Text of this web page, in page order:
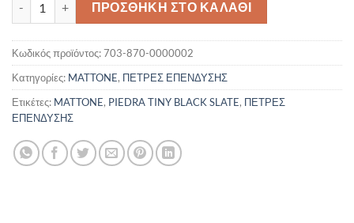
ΠΡΟΣΘΉΚΗ ΣΤΟ ΚΑΛΆΘΙ
Κωδικός προϊόντος:703-870-0000002
Κατηγορίες: MATTONE, ΠΕΤΡΕΣ ΕΠΕΝΔΥΣΗΣ
Ετικέτες: MATTONE, PIEDRA TINY BLACK SLATE, ΠΕΤΡΕΣ
ΕΠΕΝΔΥΣΗΣ